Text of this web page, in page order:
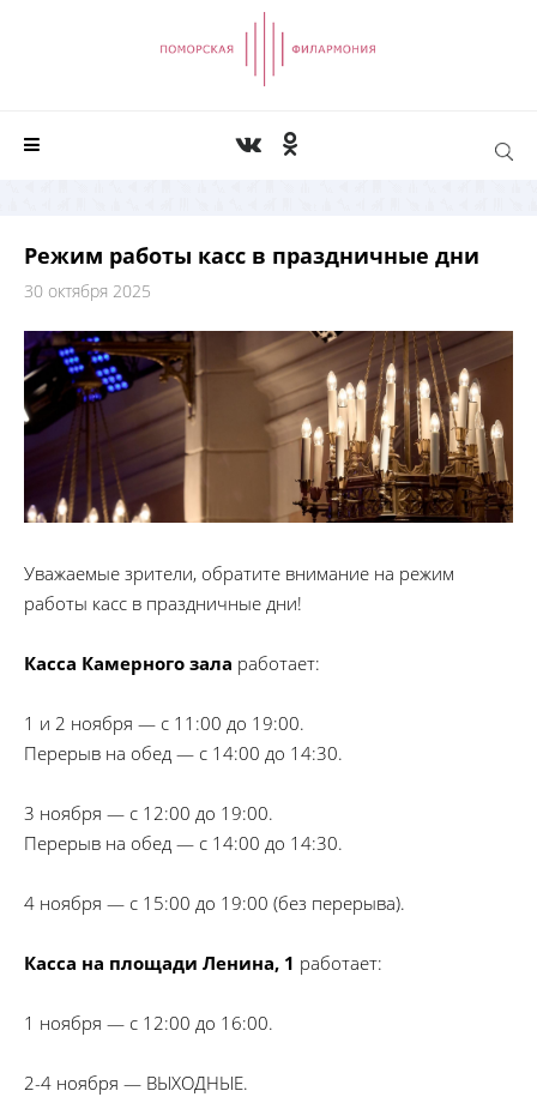
Режим работы касс в праздничные дни
30 октября 2025
Уважаемые зрители, обратите внимание на режим
работы касс в праздничные дни!
Касса Камерного зала работает:
1 и 2 ноября — с 11:00 до 19:00.
Перерыв на обед — с 14:00 до 14:30.
3 ноября — с 12:00 до 19:00.
Перерыв на обед — с 14:00 до 14:30.
4 ноября — с 15:00 до 19:00 (без перерыва).
Касса на площади Ленина, 1 работает:
1 ноября — с 12:00 до 16:00.
2-4 ноября — ВЫХОДНЫЕ.